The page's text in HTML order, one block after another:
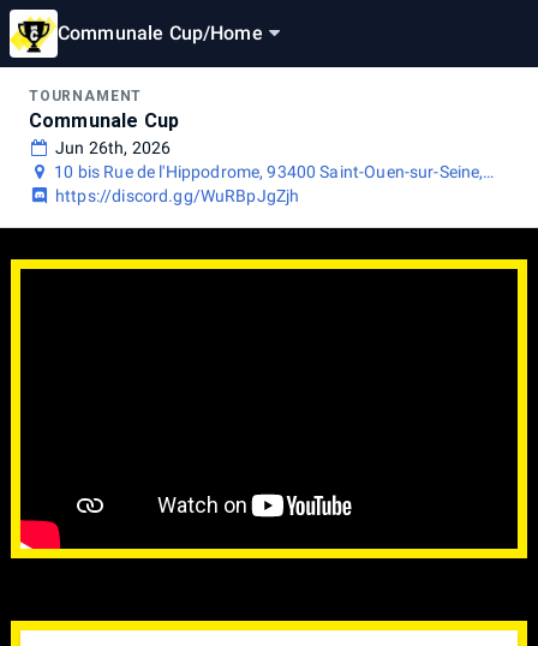
Communale Cup/Home
TOURNAMENT
Communale Cup
Jun 26th, 2026
10 bis Rue de l'Hippodrome, 93400 Saint-Ouen-sur-Seine,
France
https://discord.gg/WuRBpJgZjh